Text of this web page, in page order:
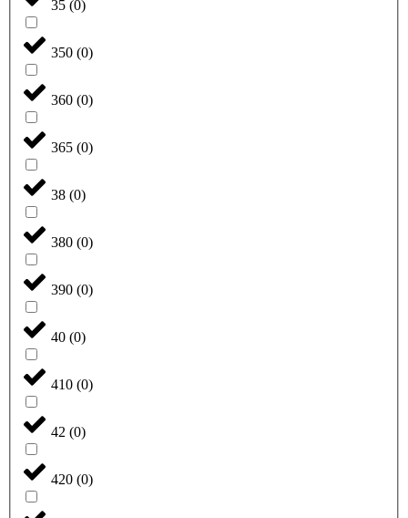
35 (0)
350 (0)
360 (0)
365 (0)
38 (0)
380 (0)
390 (0)
40 (0)
410 (0)
42 (0)
420 (0)